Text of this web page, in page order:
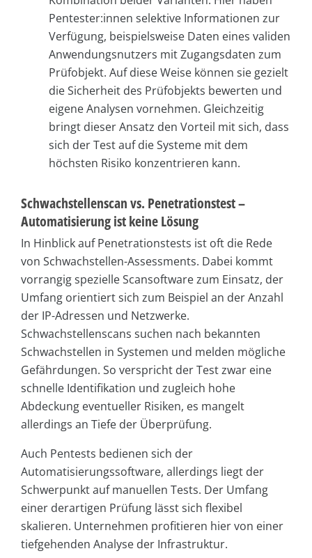
Pentester:innen selektive Informationen zur
Verfügung, beispielsweise Daten eines validen
Anwendungsnutzers mit Zugangsdaten zum
Prüfobjekt. Auf diese Weise können sie gezielt
die Sicherheit des Prüfobjekts bewerten und
eigene Analysen vornehmen. Gleichzeitig
bringt dieser Ansatz den Vorteil mit sich, dass
sich der Test auf die Systeme mit dem
höchsten Risiko konzentrieren kann.
Schwachstellenscan vs. Penetrationstest –
Automatisierung ist keine Lösung
In Hinblick auf Penetrationstests ist oft die Rede
von Schwachstellen-Assessments. Dabei kommt
vorrangig spezielle Scansoftware zum Einsatz, der
Umfang orientiert sich zum Beispiel an der Anzahl
der IP-Adressen und Netzwerke.
Schwachstellenscans suchen nach bekannten
Schwachstellen in Systemen und melden mögliche
Gefährdungen. So verspricht der Test zwar eine
schnelle Identifikation und zugleich hohe
Abdeckung eventueller Risiken, es mangelt
allerdings an Tiefe der Überprüfung.
Auch Pentests bedienen sich der
Automatisierungssoftware, allerdings liegt der
Schwerpunkt auf manuellen Tests. Der Umfang
einer derartigen Prüfung lässt sich flexibel
skalieren. Unternehmen profitieren hier von einer
tiefgehenden Analyse der Infrastruktur.